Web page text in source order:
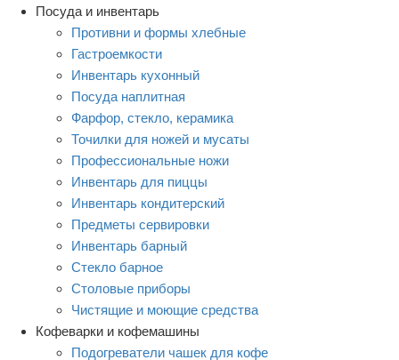
Посуда и инвентарь
Противни и формы хлебные
Гастроемкости
Инвентарь кухонный
Посуда наплитная
Фарфор, стекло, керамика
Точилки для ножей и мусаты
Профессиональные ножи
Инвентарь для пиццы
Инвентарь кондитерский
Предметы сервировки
Инвентарь барный
Стекло барное
Столовые приборы
Чистящие и моющие средства
Кофеварки и кофемашины
Подогреватели чашек для кофе